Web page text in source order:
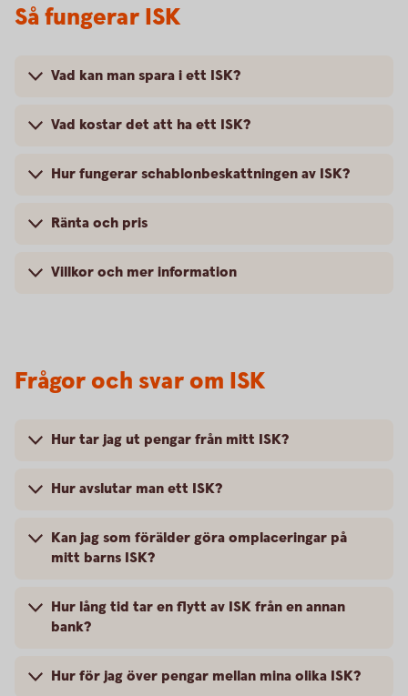
Så fungerar ISK
Vad kan man spara i ett ISK?
Vad kostar det att ha ett ISK?
Hur fungerar schablonbeskattningen av ISK?
Ränta och pris
Villkor och mer information
Frågor och svar om ISK
Hur tar jag ut pengar från mitt ISK?
Hur avslutar man ett ISK?
Kan jag som förälder göra omplaceringar på
mitt barns ISK?
Hur lång tid tar en flytt av ISK från en annan
bank?
Hur för jag över pengar mellan mina olika ISK?